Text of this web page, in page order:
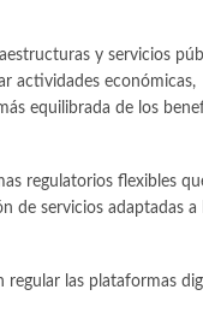
y servicios
actividades económicas,
equilibrada de los
regulatorios flexibles
de servicios adaptadas a
las plataformas